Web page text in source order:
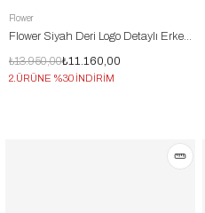
Flower
Flower Siyah Deri Logo Detaylı Erkek Klasik Ayakkabı
₺11.160,00
₺13.950,00
2.ÜRÜNE %30 İNDİRİM